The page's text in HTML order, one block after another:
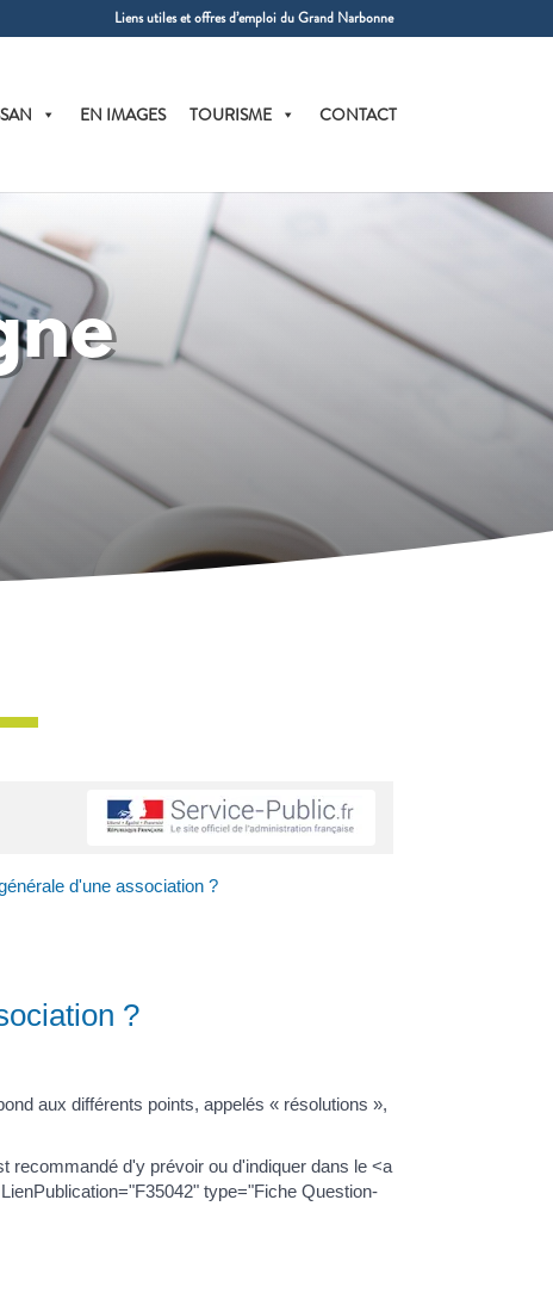
Liens utiles et offres d’emploi du Grand Narbonne
EN IMAGES TOURISME CONTACT
d'une association ?
?
aux différents points, appelés « résolutions »,
recommandé d'y prévoir ou d'indiquer dans le <a
type="Fiche Question-